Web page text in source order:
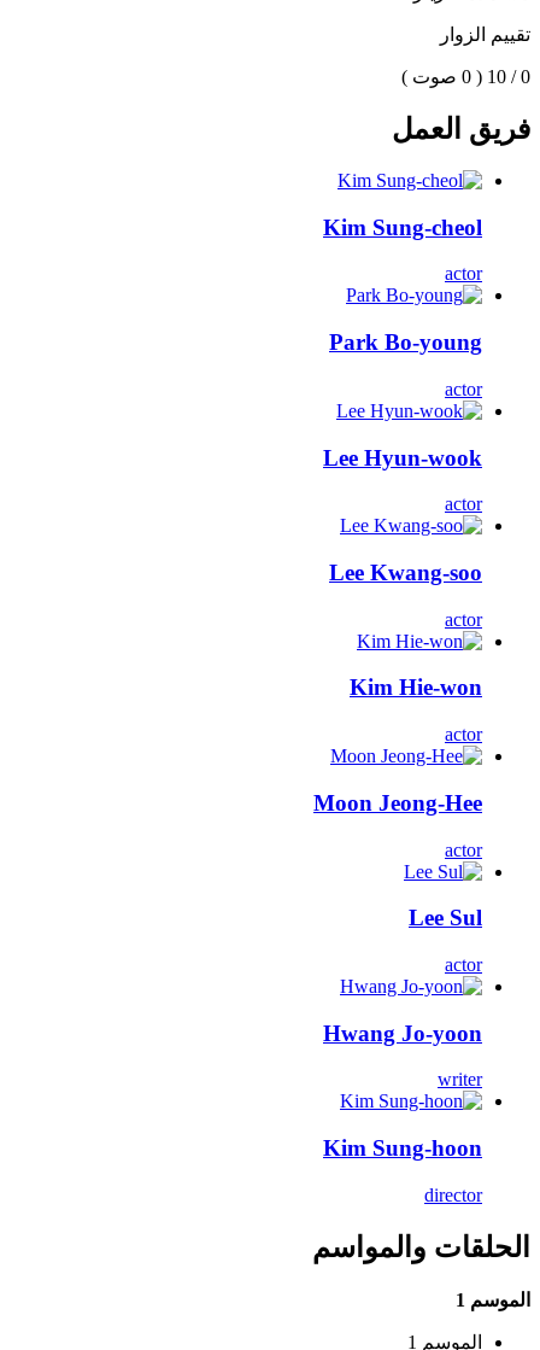
تقييم الزوار
0 / 10 ( 0 صوت )
فريق العمل
Kim Sung-cheol
actor
Park Bo-young
actor
Lee Hyun-wook
actor
Lee Kwang-soo
actor
Kim Hie-won
actor
Moon Jeong-Hee
actor
Lee Sul
actor
Hwang Jo-yoon
writer
Kim Sung-hoon
director
الحلقات والمواسم
الموسم 1
الموسم 1